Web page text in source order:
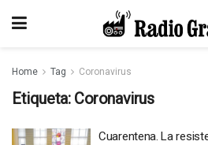
Home Tag Coronavirus
Etiqueta: Coronavirus
Cuarentena. La